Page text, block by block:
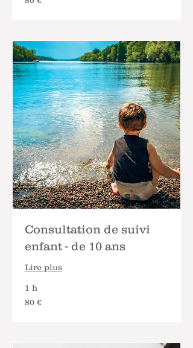
euros
Consultation de suivi
enfant - de 10 ans
Lire plus
1 h
euros
80 €